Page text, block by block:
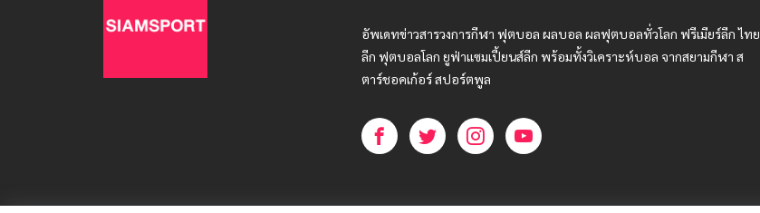
อัพเดทข่าวสารวงการกีฬา ฟุตบอล ผลบอล ผลฟุตบอลทั่วโลก ฟรีเมียร์ลีก ไทย
ลีก ฟุตบอลโลก ยูฟ่าแซมเปี้ยนส์ลีก พร้อมทั้งวิเคราะห์บอล จากสยามกีฬา ส
ตาร์ชอคเก้อร์ สปอร์ตพูล